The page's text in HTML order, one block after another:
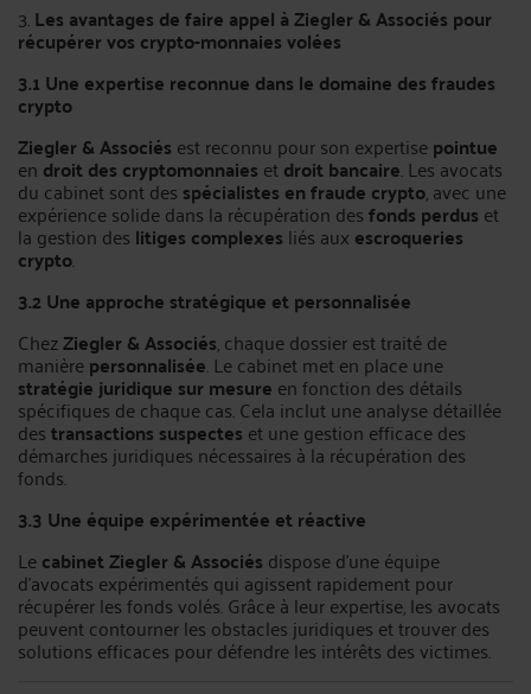
3.Les avantages de faire appel à Ziegler & Associés pour
récupérer vos crypto-monnaies volées
3.1 Une expertise reconnue dans le domaine des fraudes
crypto
Ziegler & Associés est reconnu pour son expertisepointue
en droit des cryptomonnaies etdroit bancaire. Les avocats
du cabinet sont des spécialistes en fraude crypto, avec une
expérience solide dans la récupération desfonds perdus et
la gestion des litiges complexes liés aux escroqueries
crypto.
3.2 Une approche stratégique et personnalisée
ChezZiegler & Associés, chaque dossier est traité de
manièrepersonnalisée. Le cabinet met en place une
stratégie juridique sur mesure en fonction des détails
spécifiques de chaque cas. Cela inclut une analyse détaillée
destransactions suspectes et une gestion efficace des
démarches juridiques nécessaires à la récupération des
fonds.
3.3 Une équipe expérimentée et réactive
Lecabinet Ziegler & Associés dispose d’une équipe
d’avocats expérimentés qui agissent rapidement pour
récupérer les fonds volés. Grâce à leur expertise, les avocats
peuvent contourner les obstacles juridiques et trouver des
solutions efficaces pour défendre les intérêts des victimes.